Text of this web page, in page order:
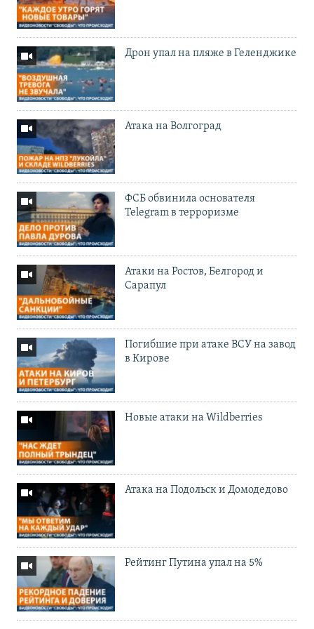
Дрон упал на пляже в Геленджике
Атака на Волгоград
ФСБ обвинила основателя
Telegram в терроризме
Атаки на Ростов, Белгород и
Сарапул
Погибшие при атаке ВСУ на завод
в Кирове
Новые атаки на Wildberries
Атака на Подольск и Домодедово
Рейтинг Путина упал на 5%